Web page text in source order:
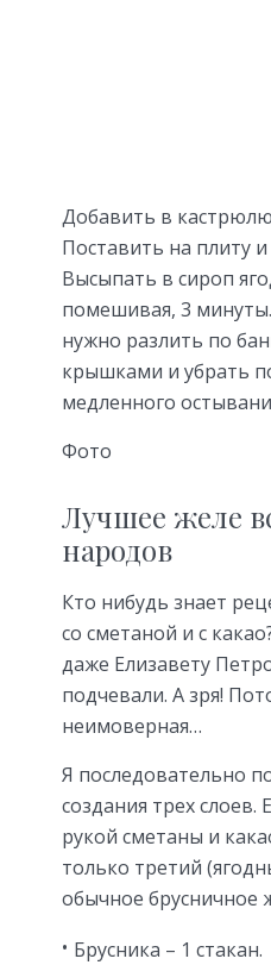
Добавить в
Поставить на плиту
Высыпать в сироп
помешивая, 3
нужно разлить по
крышками и убрать
медленного
Фото
Лучшее желе
народов
Кто нибудь знает
со сметаной и с
даже Елизавету
подчевали. А зря!
неимоверная…
Я последовательно
создания трех слоев.
рукой сметаны и
только третий
обычное брусничное
Брусника – 1 стакан.